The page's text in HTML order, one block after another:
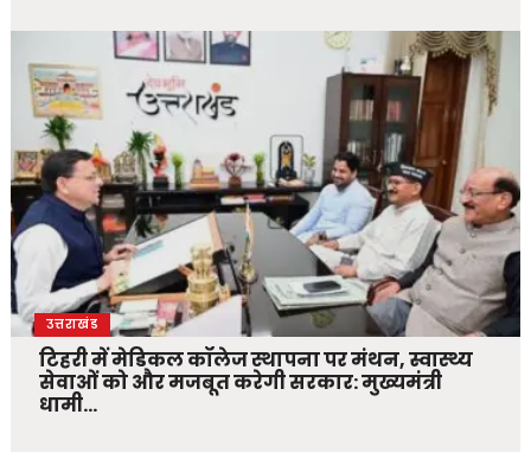
उत्तराखंड
टिहरी में मेडिकल कॉलेज स्थापना पर मंथन, स्वास्थ्य
सेवाओं को और मजबूत करेगी सरकार: मुख्यमंत्री
धामी…